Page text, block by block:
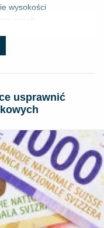
wysokości
wysok...
usprawnić